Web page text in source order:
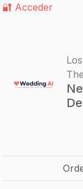
🔐 Acceder